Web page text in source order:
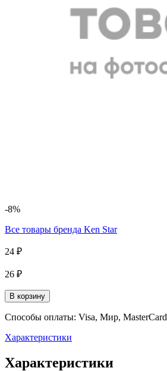
-8%
Все товары бренда Ken Star
24 ₽
26 ₽
В корзину
Способы оплаты: Visa, Мир, MasterCard
Характеристики
Характеристики